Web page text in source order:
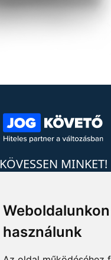
használunk
KÖVESSEN MINKET!